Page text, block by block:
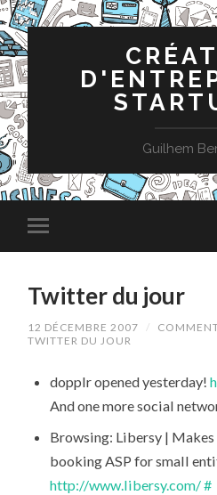
Guilhem
Twitter du jour
12 DÉCEMBRE 2007 /
TWITTER DU JOUR
dopplr opened yesterday!
And one more social
Browsing: Libersy |
booking ASP for small
http://www.libersy.com/#